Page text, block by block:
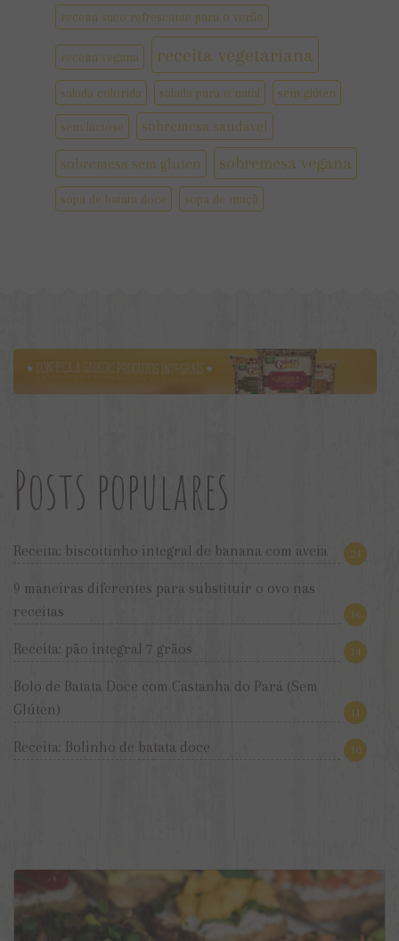
receita suco refrescante para o verão
receita vegana receita vegetariana
salada colorida salada para o natal sem glúten
sem lactose sobremesa saudável
sobremesa sem gluten sobremesa vegana
sopa de batata doce sopa de maçã
Posts populares
Receita: biscoitinho integral de banana com aveia 24
9 maneiras diferentes para substituir o ovo nas
receitas
16
Receita: pão integral 7 grãos 14
Bolo de Batata Doce com Castanha do Pará (Sem
Glúten)
11
Receita: Bolinho de batata doce 10